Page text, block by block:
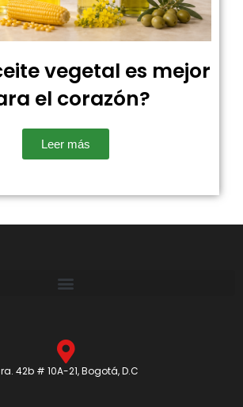
vegetal es mejor
el corazón?
Leer más
42b # 10A-21, Bogotá, D.C